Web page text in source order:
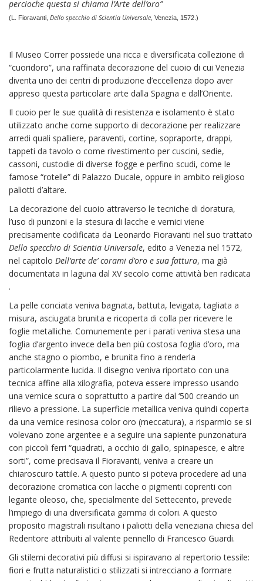
percioche questa si chiama l’Arte dell’oro”
(L. Fioravanti, Dello specchio di Scientia Universale , Venezia, 1572.)
Il Museo Correr possiede una ricca e diversificata collezione di
“cuoridoro”, una raffinata decorazione del cuoio di cui Venezia
diventa uno dei centri di produzione d’eccellenza dopo aver
appreso questa particolare arte dalla Spagna e dall’Oriente.
Il cuoio per le sue qualità di resistenza e isolamento è stato
utilizzato anche come supporto di decorazione per realizzare
arredi quali spalliere, paraventi, cortine, sopraporte, drappi,
tappeti da tavolo o come rivestimento per cuscini, sedie,
cassoni, custodie di diverse fogge e perfino scudi, come le
famose “rotelle” di Palazzo Ducale, oppure in ambito religioso
paliotti d’altare.
La decorazione del cuoio attraverso le tecniche di doratura,
l’uso di punzoni e la stesura di lacche e vernici viene
precisamente codificata da Leonardo Fioravanti nel suo trattato
Dello specchio di Scientia Universale, edito a Venezia nel 1572,
nel capitolo Dell’arte de’ corami d’oro e sua fattura, ma già
documentata in laguna dal XV secolo come attività ben radicata
.
La pelle conciata veniva bagnata, battuta, levigata, tagliata a
misura, asciugata brunita e ricoperta di colla per ricevere le
foglie metalliche. Comunemente per i parati veniva stesa una
foglia d’argento invece della ben più costosa foglia d’oro, ma
anche stagno o piombo, e brunita fino a renderla
particolarmente lucida. Il disegno veniva riportato con una
tecnica affine alla xilografia, poteva essere impresso usando
una vernice scura o soprattutto a partire dal ‘500 creando un
rilievo a pressione. La superficie metallica veniva quindi coperta
da una vernice resinosa color oro (meccatura), a risparmio se si
volevano zone argentee e a seguire una sapiente punzonatura
con piccoli ferri “quadrati, a occhio di gallo, spinapesce, e altre
sorti”, come precisava il Fioravanti, veniva a creare un
chiaroscuro tattile. A questo punto si poteva procedere ad una
decorazione cromatica con lacche o pigmenti coprenti con
legante oleoso, che, specialmente del Settecento, prevede
l’impiego di una diversificata gamma di colori. A questo
proposito magistrali risultano i paliotti della veneziana chiesa del
Redentore attribuiti al valente pennello di Francesco Guardi.
Gli stilemi decorativi più diffusi si ispiravano al repertorio tessile:
fiori e frutta naturalistici o stilizzati si intrecciano a formare